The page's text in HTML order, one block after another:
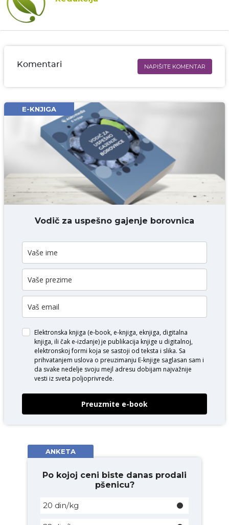
Komentari NAPIŠITE KOMENTAR
Email* obavezno
Komentar* obavezno
DODAJ KOMENTAR
E-KNJIGA
Vodič za uspešno gajenje borovnica
Elektronska knjiga (e-book, e-knjiga, eknjiga, digitalna
knjiga, ili čak e-izdanje) je publikacija knjige u digitalnoj,
elektronskoj formi koja se sastoji od teksta i slika. Sa
prihvatanjem uslova o preuzimanju E-knjige saglasan sam i
da svake nedelje svoju mejl adresu dobijam najvažnije
vesti iz sveta poljoprivrede.
Preuzmite e-book
ANKETA
Po kojoj ceni biste danas prodali
pšenicu?
20 din/kg